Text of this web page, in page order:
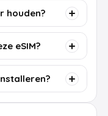
houden?
eSIM?